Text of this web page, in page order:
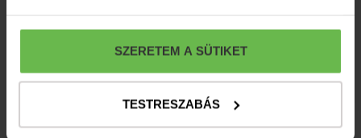
SZERETEM A SÜTIKET
TESTRESZABÁS
Spravodaj
Odtlačok